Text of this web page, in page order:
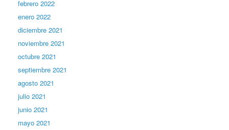
febrero 2022
enero 2022
diciembre 2021
noviembre 2021
octubre 2021
septiembre 2021
agosto 2021
julio 2021
junio 2021
mayo 2021